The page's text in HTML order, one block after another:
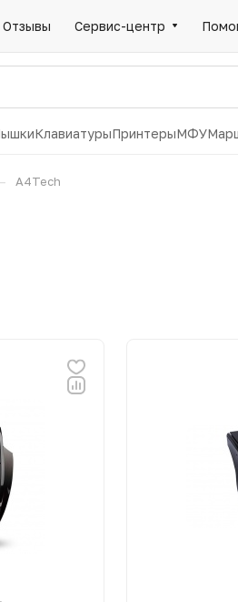
Отзывы Сервис-центр
КлавиатурыПринтерыМФУ
– A4Tech